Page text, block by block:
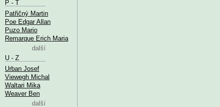
P - T
Patřičný Martin
Poe Edgar Allan
Puzo Mario
Remarque Erich Maria
další
U - Z
Urban Josef
Viewegh Michal
Waltari Mika
Weaver Ben
další